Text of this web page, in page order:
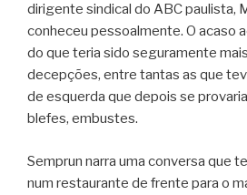
dirigente sindical do ABC paulista,
conheceu pessoalmente. O acaso
do que teria sido seguramente
decepções, entre tantas as que
de esquerda que depois se
blefes, embustes.
Semprun narra uma conversa que
num restaurante de frente para o